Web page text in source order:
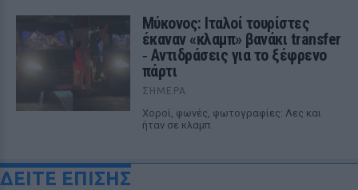
Μύκονος: Ιταλοί τουρίστες
έκαναν «κλαμπ» βανάκι transfer
‑ Αντιδράσεις για το ξέφρενο
πάρτι
ΣΉΜΕΡΑ
Χοροί, φωνές, φωτογραφίες: Λες και
ήταν σε κλαμπ
ΔΕΙΤΕ ΕΠΙΣΗΣ